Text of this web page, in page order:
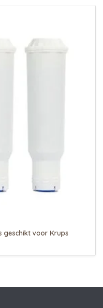
geschikt voor Krups